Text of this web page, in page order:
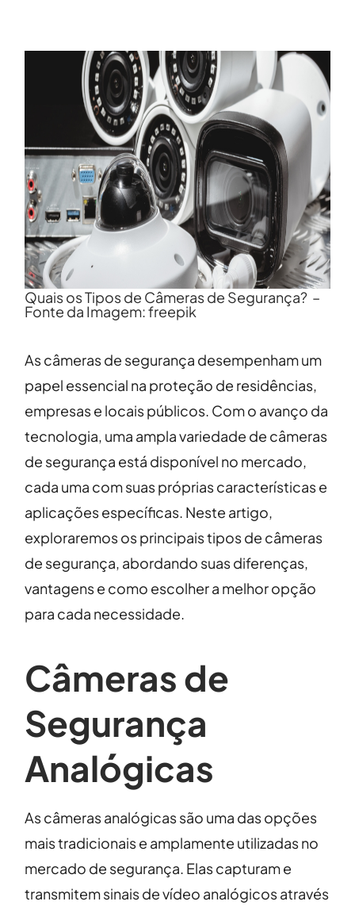
Quais os Tipos de Câmeras de Segurança? –
Fonte da Imagem: freepik
As câmeras de segurança desempenham um
papel essencial na proteção de residências,
empresas e locais públicos. Com o avanço da
tecnologia, uma ampla variedade de câmeras
de segurança está disponível no mercado,
cada uma com suas próprias características e
aplicações específicas. Neste artigo,
exploraremos os principais tipos de câmeras
de segurança, abordando suas diferenças,
vantagens e como escolher a melhor opção
para cada necessidade.
Câmeras de
Segurança
Analógicas
As câmeras analógicas são uma das opções
mais tradicionais e amplamente utilizadas no
mercado de segurança. Elas capturam e
transmitem sinais de vídeo analógicos através